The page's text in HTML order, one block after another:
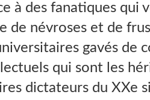
à des fanatiques qui
de névroses et de
gavés de
qui sont les
dictateurs du XXe